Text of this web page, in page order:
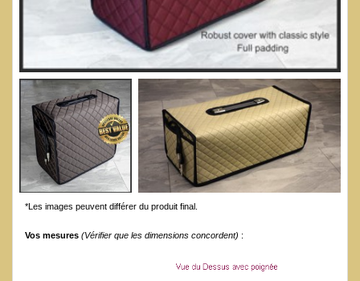
*Les images peuvent différer du produit final.
Vos mesures (Vérifier que les dimensions concordent) :